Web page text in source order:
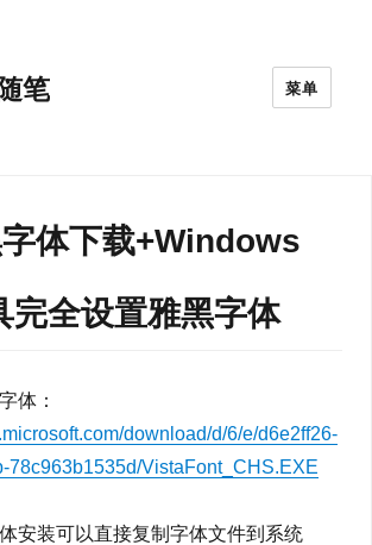
笔 菜单
体下载+Windows
完全设置雅黑字体
体：
download/d/6/e/d6e2ff26-
78c963b1535d/VistaFont_CHS.EXE
安装可以直接复制字体文件到系统